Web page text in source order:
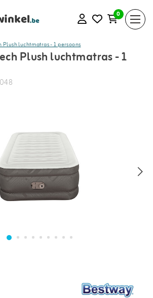
0
Plush luchtmatras - 1 persoons
Plush luchtmatras - 1